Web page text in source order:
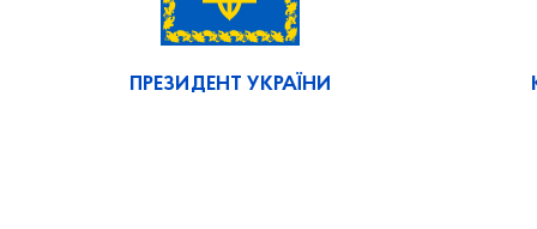
ПРЕЗИДЕНТ УКРАЇНИ